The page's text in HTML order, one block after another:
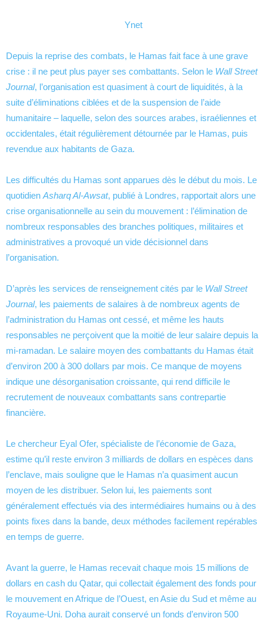
Ynet
Depuis la reprise des combats, le Hamas fait face à une grave
crise : il ne peut plus payer ses combattants. Selon le Wall Street
Journal, l’organisation est quasiment à court de liquidités, à la
suite d’éliminations ciblées et de la suspension de l’aide
humanitaire – laquelle, selon des sources arabes, israéliennes et
occidentales, était régulièrement détournée par le Hamas, puis
revendue aux habitants de Gaza.
Les difficultés du Hamas sont apparues dès le début du mois. Le
quotidien Asharq Al-Awsat, publié à Londres, rapportait alors une
crise organisationnelle au sein du mouvement : l’élimination de
nombreux responsables des branches politiques, militaires et
administratives a provoqué un vide décisionnel dans
l’organisation.
D’après les services de renseignement cités par le Wall Street
Journal, les paiements de salaires à de nombreux agents de
l’administration du Hamas ont cessé, et même les hauts
responsables ne perçoivent que la moitié de leur salaire depuis la
mi-ramadan. Le salaire moyen des combattants du Hamas était
d’environ 200 à 300 dollars par mois. Ce manque de moyens
indique une désorganisation croissante, qui rend difficile le
recrutement de nouveaux combattants sans contrepartie
financière.
Le chercheur Eyal Ofer, spécialiste de l’économie de Gaza,
estime qu’il reste environ 3 milliards de dollars en espèces dans
l’enclave, mais souligne que le Hamas n’a quasiment aucun
moyen de les distribuer. Selon lui, les paiements sont
généralement effectués via des intermédiaires humains ou à des
points fixes dans la bande, deux méthodes facilement repérables
en temps de guerre.
Avant la guerre, le Hamas recevait chaque mois 15 millions de
dollars en cash du Qatar, qui collectait également des fonds pour
le mouvement en Afrique de l’Ouest, en Asie du Sud et même au
Royaume-Uni. Doha aurait conservé un fonds d’environ 500